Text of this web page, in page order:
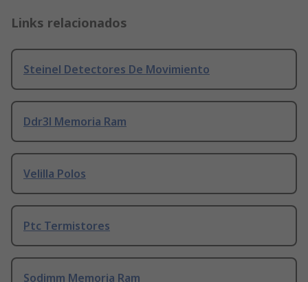
Links relacionados
Steinel Detectores De Movimiento
Ddr3l Memoria Ram
Velilla Polos
Ptc Termistores
Sodimm Memoria Ram